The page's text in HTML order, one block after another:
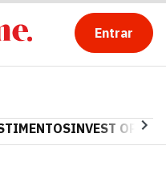
Entrar
INVEST OPINA